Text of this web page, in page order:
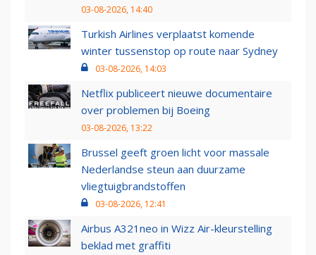
03-08-2026, 14:40
Turkish Airlines verplaatst komende
winter tussenstop op route naar Sydney
03-08-2026, 14:03
Netflix publiceert nieuwe documentaire
over problemen bij Boeing
03-08-2026, 13:22
Brussel geeft groen licht voor massale
Nederlandse steun aan duurzame
vliegtuigbrandstoffen
03-08-2026, 12:41
Airbus A321neo in Wizz Air-kleurstelling
beklad met graffiti